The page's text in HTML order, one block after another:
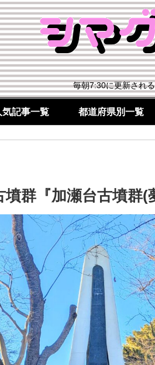
毎朝7:30に更新され
記事一覧 都道府県別一覧
群『加瀬台古墳群(